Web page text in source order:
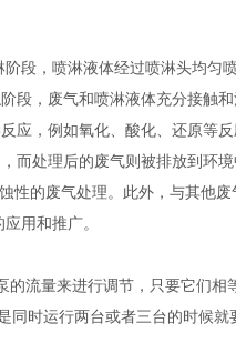
段，喷淋液体经过喷淋头均匀
段，废气和喷淋液体充分接触
应，例如氧化、酸化、还原等
而处理后的废气则被排放到环境
性的废气处理。此外，与其他废
用和推广。
流量来进行调节，只要它们相
同时运行两台或者三台的时候就